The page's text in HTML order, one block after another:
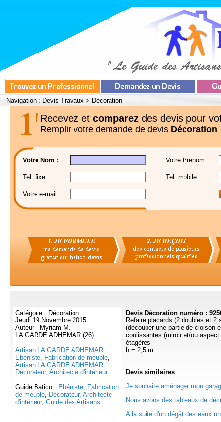
Navigation : Devis Travaux > Décoration
Recevez et comparez des devis pour
Remplir votre demande de devis Décoration
Votre Nom : Votre Prénom :
Tel. fixe : Tel. mobile :
Votre e-mail :
Catégorie : Décoration
Jeudi 19 Novembre 2015
Auteur : Myriam M.
LA GARDE ADHEMAR (26)
Artisan LA GARDE ADHEMAR
Ebéniste, Fabrication de meuble,
Artisan LA GARDE ADHEMAR
Décorateur, Architecte d'intérieur
Guide Batico : Ebéniste, Fabrication
de meuble, Décorateur, Architecte
d'intérieur, Guide des Artisans
Devis Décoration numéro :
Refaire placards (2 doubles et 2
(découper une partie de cloison
coulissantes (miroir et/ou
étagères
h = 2,5 m
Devis similaires
Je souhaite aménager mon
Nous avons des tableaux de
A la suite d'un dégât des eaux